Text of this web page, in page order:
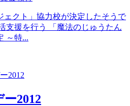
ェクト」協力校が決定したそうで
支援を行う 「魔法のじゅうたん
～特...
2012